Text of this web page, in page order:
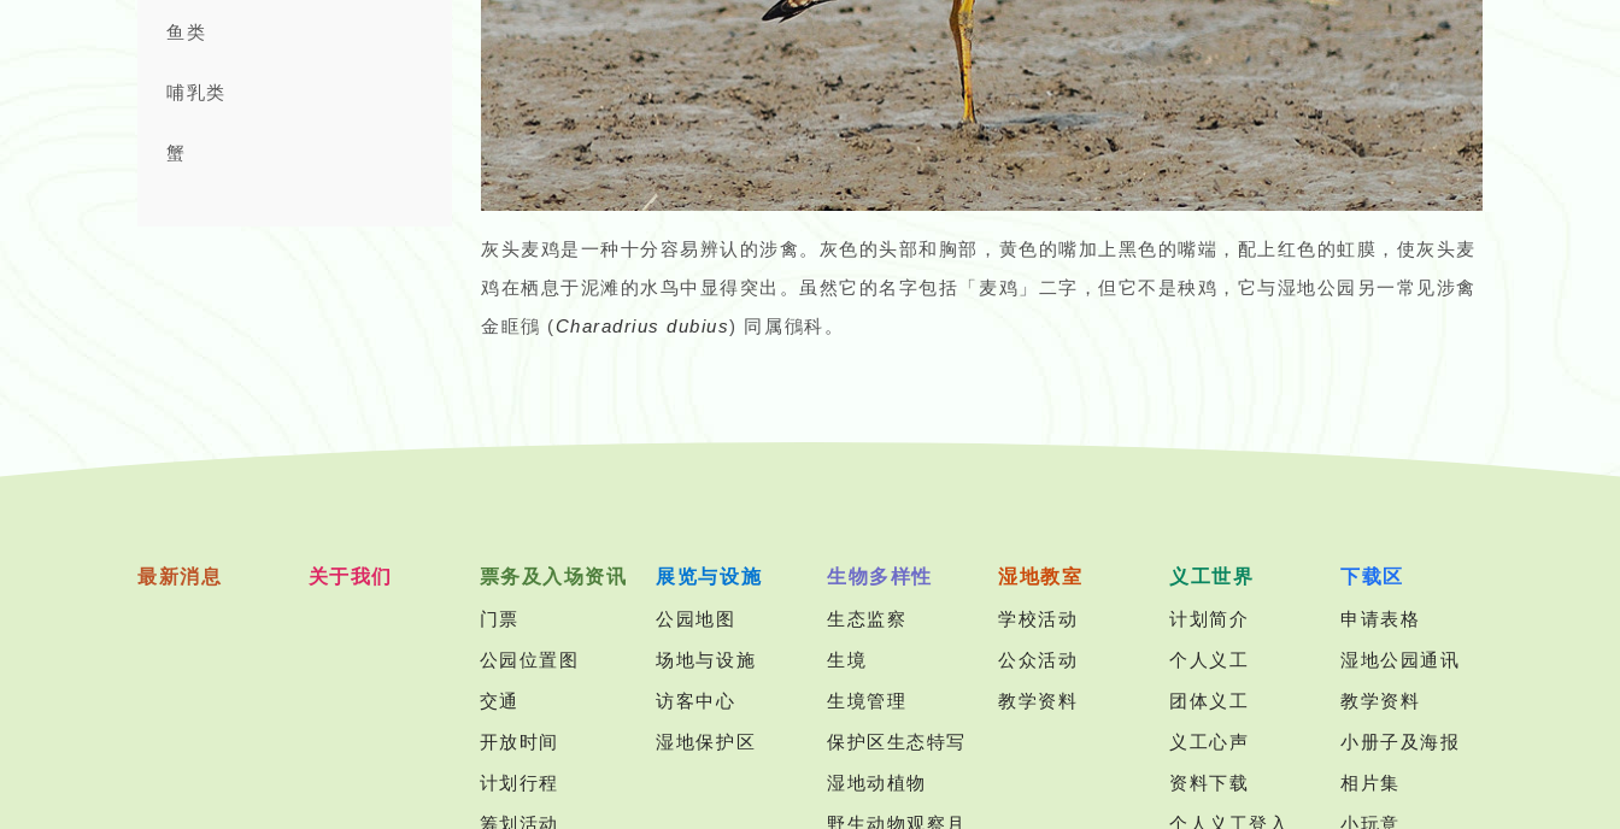
鱼类
哺乳类
蟹
灰头麦鸡是一种十分容易辨认的涉禽。灰色的头部和胸部，黄色的嘴加上黑色的嘴端，配上红色的虹膜，使灰头麦
鸡在栖息于泥滩的水鸟中显得突出。虽然它的名字包括「麦鸡」二字，但它不是秧鸡，它与湿地公园另一常见涉禽
金眶鴴 (Charadrius dubius) 同属鴴科。
最新消息 关于我们 票务及入场资讯
门票
公园位置图
交通
开放时间
计划行程
筹划活动
展览与设施
公园地图
场地与设施
访客中心
湿地保护区
生物多样性
生态监察
生境
生境管理
保护区生态特写
湿地动植物
野生动物观察月
湿地教室
学校活动
公众活动
教学资料
义工世界
计划简介
个人义工
团体义工
义工心声
资料下载
个人义工登入
下载区
申请表格
湿地公园通讯
教学资料
小册子及海报
相片集
小玩意